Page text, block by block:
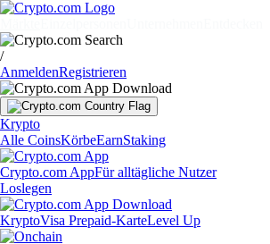
/
AnmeldenRegistrieren
Krypto
Alle CoinsKörbeEarnStaking
Crypto.com AppFür alltägliche Nutzer
Loslegen
KryptoVisa Prepaid-KarteLevel Up